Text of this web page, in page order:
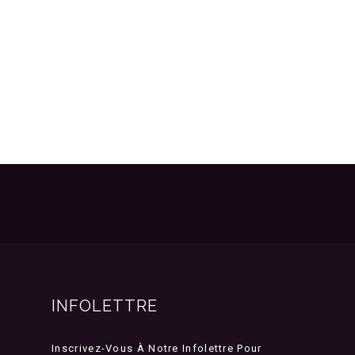
INFOLETTRE
Inscrivez-Vous À Notre Infolettre Pour